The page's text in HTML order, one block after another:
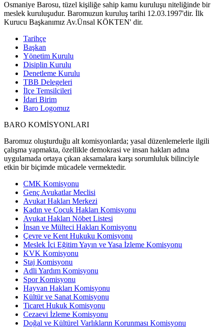
Osmaniye Barosu, tüzel kişiliğe sahip kamu kuruluşu niteliğinde bir
meslek kuruluşudur. Baromuzun kuruluş tarihi 12.03.1997'dir. İlk
Kurucu Başkanımız Av.Ünsal KÖKTEN' dir.
Tarihçe
Başkan
Yönetim Kurulu
Disiplin Kurulu
Denetleme Kurulu
TBB Delegeleri
İlçe Temsilcileri
İdari Birim
Baro Logomuz
BARO KOMİSYONLARI
Baromuz oluşturduğu alt komisyonlarda; yasal düzenlemelerle ilgili
çalışma yapmakta, özellikle demokrasi ve insan hakları adına
uygulamada ortaya çıkan aksamalara karşı sorumluluk bilinciyle
etkin bir biçimde mücadele vermektedir.
CMK Komisyonu
Genç Avukatlar Meclisi
Avukat Hakları Merkezi
Kadın ve Çocuk Hakları Komisyonu
Avukat Hakları Nöbet Listesi
İnsan ve Mülteci Hakları Komisyonu
Çevre ve Kent Hukuku Komisyonu
Meslek İçi Eğitim Yayın ve Yasa İzleme Komisyonu
KVK Komisyonu
Staj Komisyonu
Adli Yardım Komisyonu
Spor Komisyonu
Hayvan Hakları Komisyonu
Kültür ve Sanat Komisyonu
Ticaret Hukuk Komisyonu
Cezaevi İzleme Komisyonu
Doğal ve Kültürel Varlıkların Korunması Komisyonu